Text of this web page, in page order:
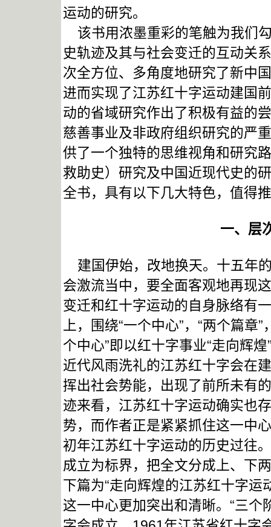
运动的研究。
该书用浓墨重彩的笔触为我们
史轨迹及其与社会变迁的互动关
次全方位、多角度地研究了新中
进而实现了江苏红十字运动建国
动的省域研究作出了积极有益的
慈善事业及非政府组织研究的严
供了一个独特的思维视角和研究
救助史）研究及中国近现代史的
全书，具有以下几大特色，值得
一、层
建国伊始，改地换天。十五年
会激流当中，要全面客观地再现
变迁和红十字运动的自身脉络有
上，围绕“一个中心”，“两个篇章
个中心”即以红十字事业“走向辉
近代风雨洗礼的江苏红十字会在
挥出社会势能，出现了前所未有
迹来看，江苏红十字运动确实也
势，而作者正是紧紧抓住这一中
初年江苏红十字运动的历史过往
成立为标界，把全文分成上、下
下篇为“走向辉煌的江苏红十字运
这一中心更加突出和清晰。“三